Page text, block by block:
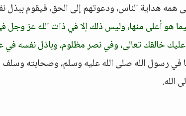
همه هداية الناس، ودعوتهم إلى الحق، فيقوم ببذل
هو أعلى منها، وليس ذلك إلا في ذات الله عز وجل
خالقك تعالى، وفي نصر مظلوم، وباذل نفسه
في رسول الله صلى الله عليه وسلم، وصحابته وسلف
الله.